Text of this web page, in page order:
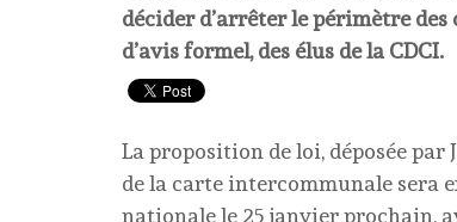
décider d’arrêter le périmètre
d’avis formel, des élus de la CDCI.
La proposition de loi, déposée par
de la carte intercommunale sera
nationale le 25 janvier prochain,